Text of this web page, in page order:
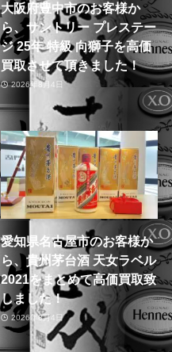
大阪府豊中市のお客様か
ら、サントリー プレステー
ジ 25年 特級 向獅子を高価
買取させて頂きました！
2026年8月4日
愛知県名古屋市のお客様か
ら、貴州茅台酒 天女ラベル
2021をまとめて高価買取致
しました！
2026年8月4日